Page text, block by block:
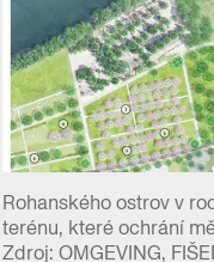
Rohanského ostrov v
terénu, které ochrání
Zdroj: OMGEVING,